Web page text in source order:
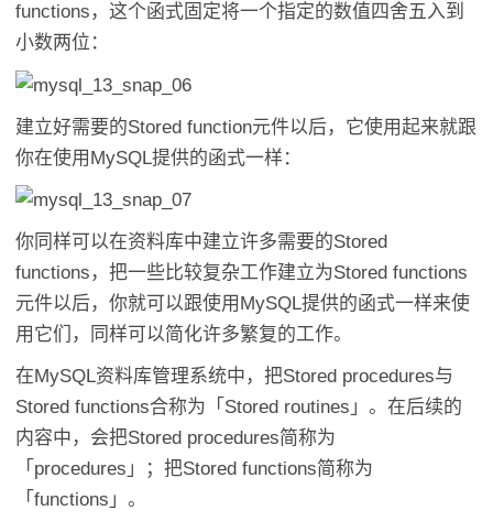
functions，这个函式固定将一个指定的数值四舍五入到
小数两位：
建立好需要的Stored function元件以后，它使用起来就跟
你在使用MySQL提供的函式一样：
你同样可以在资料库中建立许多需要的Stored
functions，把一些比较复杂工作建立为Stored functions
元件以后，你就可以跟使用MySQL提供的函式一样来使
用它们，同样可以简化许多繁复的工作。
在MySQL资料库管理系统中，把Stored procedures与
Stored functions合称为「Stored routines」。在后续的
内容中，会把Stored procedures简称为
「procedures」；把Stored functions简称为
「functions」。